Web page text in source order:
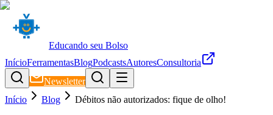
Educando seu Bolso
InícioFerramentasBlogPodcastsAutoresConsultoria
Newsletter
Início
Blog Débitos não autorizados: fique de olho!